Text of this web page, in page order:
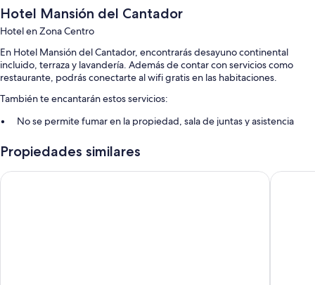
Hotel Mansión del Cantador
Hotel en Zona Centro
En Hotel Mansión del Cantador, encontrarás desayuno continental
incluido, terraza y lavandería. Además de contar con servicios como
restaurante, podrás conectarte al wifi gratis en las habitaciones.
También te encantarán estos servicios:
No se permite fumar en la propiedad, sala de juntas y asistencia
Recepción disponible las 24 horas, periódicos gratis y servicio de
Propiedades similares
Hotel Castillo Santa Cecilia Hotel